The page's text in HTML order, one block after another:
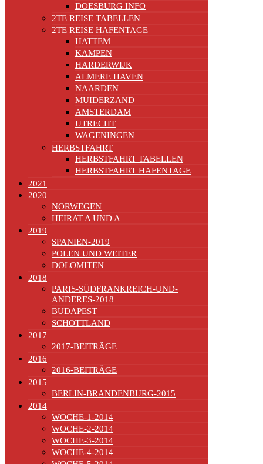
DOESBURG INFO
2TE REISE TABELLEN
2TE REISE HAFENTAGE
HATTEM
KAMPEN
HARDERWIJK
ALMERE HAVEN
NAARDEN
MUIDERZAND
AMSTERDAM
UTRECHT
WAGENINGEN
HERBSTFAHRT
HERBSTFAHRT TABELLEN
HERBSTFAHRT HAFENTAGE
2021
2020
NORWEGEN
HEIRAT A UND A
2019
SPANIEN-2019
POLEN UND WEITER
DOLOMITEN
2018
PARIS-SÜDFRANKREICH-UND-
ANDERES-2018
BUDAPEST
SCHOTTLAND
2017
2017-BEITRÄGE
2016
2016-BEITRÄGE
2015
BERLIN-BRANDENBURG-2015
2014
WOCHE-1-2014
WOCHE-2-2014
WOCHE-3-2014
WOCHE-4-2014